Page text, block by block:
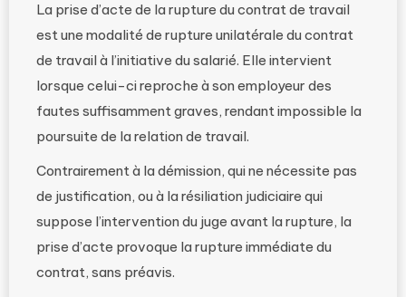
La prise d’acte de la rupture du contrat de travail
est une modalité de rupture unilatérale du contrat
de travail à l’initiative du salarié. Elle intervient
lorsque celui-ci reproche à son employeur des
fautes suffisamment graves, rendant impossible la
poursuite de la relation de travail.
Contrairement à la démission, qui ne nécessite pas
de justification, ou à la résiliation judiciaire qui
suppose l’intervention du juge avant la rupture, la
prise d’acte provoque la rupture immédiate du
contrat, sans préavis.